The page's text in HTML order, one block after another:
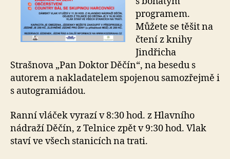
programem.
Můžete se těšit na
čtení z knihy
Jindřicha
Strašnova „Pan Doktor Děčín“, na besedu s
autorem a nakladatelem spojenou samozřejmě i
s autogramiádou.
Ranní vláček vyrazí v 8:30 hod. z Hlavního
nádraží Děčín, z Telnice zpět v 9:30 hod. Vlak
staví ve všech stanicích na trati.